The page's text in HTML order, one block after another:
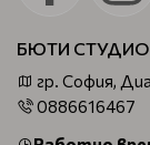
БЮТИ СТУДИО
гр. София,
0886616467